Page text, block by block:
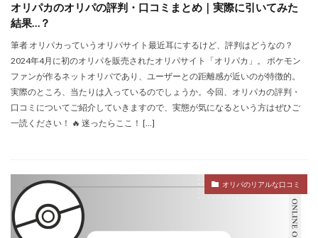
オリパカのオリパの評判・口コミまとめ｜実際に引いてみた
結果…？
筆者 オリパカっていうオリパサイト最近耳にするけど、評判はどうなの？
2024年4月に初のオリパを販売されたオリパサイト「オリパカ」。 ポケモン
ファンが作るネットオリパであり、ユーザーとの距離感が近いのが特徴的。
実際のところ、当たりは入っているのでしょうか。今回、オリパカの評判・
口コミについてご紹介していきますので、実態が気になるという方はぜひご
一読ください！ 🔥 迷ったらここ！ […]
オリパのリアルな口コミ